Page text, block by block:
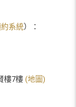
系統）：
樓7樓 (地圖)